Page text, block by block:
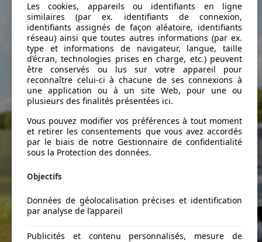
Les cookies, appareils ou identifiants en ligne
similaires (par ex. identifiants de connexion,
identifiants assignés de façon aléatoire, identifiants
réseau) ainsi que toutes autres informations (par ex.
type et informations de navigateur, langue, taille
d’écran, technologies prises en charge, etc.) peuvent
être conservés ou lus sur votre appareil pour
reconnaître celui-ci à chacune de ses connexions à
une application ou à un site Web, pour une ou
plusieurs des finalités présentées ici.
Vous pouvez modifier vos préférences à tout moment
et retirer les consentements que vous avez accordés
par le biais de notre Gestionnaire de confidentialité
sous la Protection des données.
Objectifs
Données de géolocalisation précises et identification
par analyse de l’appareil
Publicités et contenu personnalisés, mesure de